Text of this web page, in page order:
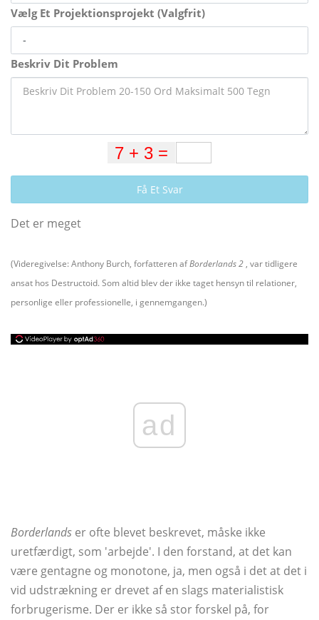
Vælg Et Projektionsprojekt (Valgfrit)
Beskriv Dit Problem
Få Et Svar
Det er meget
(Videregivelse: Anthony Burch, forfatteren afBorderlands 2 , var tidligere
ansat hos Destructoid. Som altid blev der ikke taget hensyn til relationer,
personlige eller professionelle, i gennemgangen.)
ad
Borderlands er ofte blevet beskrevet, måske ikke
uretfærdigt, som 'arbejde'. I den forstand, at det kan
være gentagne og monotone, ja, men også i det at det i
vid udstrækning er drevet af en slags materialistisk
forbrugerisme. Der er ikke så stor forskel på, for